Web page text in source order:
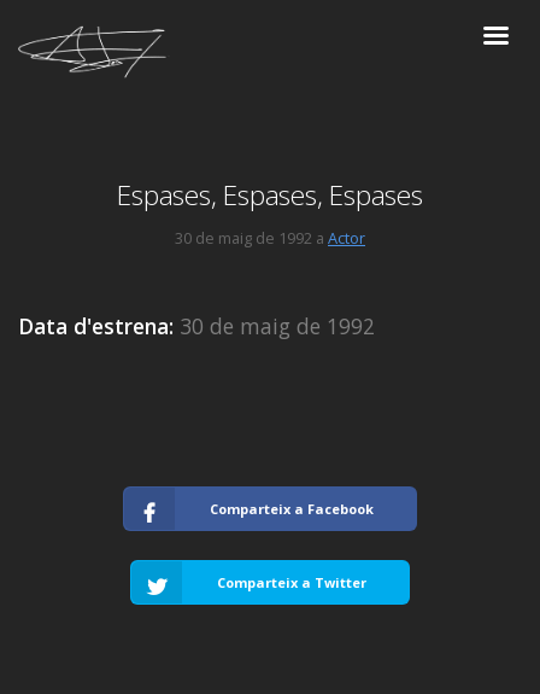
Espases, Espases, Espases
30 de maig de 1992 a Actor
Data d'estrena: 30 de maig de 1992
Comparteix a Facebook
Comparteix a Twitter